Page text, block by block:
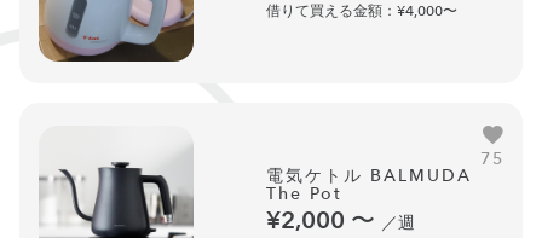
借りて買える金額：¥4,000〜
電気ケトル BALMUDA
The Pot
¥2,000 〜 ／週
75